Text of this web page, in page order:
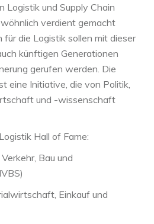
Logistik und Supply Chain
verdient gemacht
für die Logistik sollen mit dieser
künftigen Generationen
gerufen werden. Die
eine Initiative, die von Politik,
und -wissenschaft
Hall of Fame:
Bau und
Einkauf und